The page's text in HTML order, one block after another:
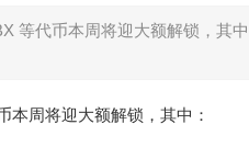
等代币本周将迎大额解锁，其中
本周将迎大额解锁，其中：